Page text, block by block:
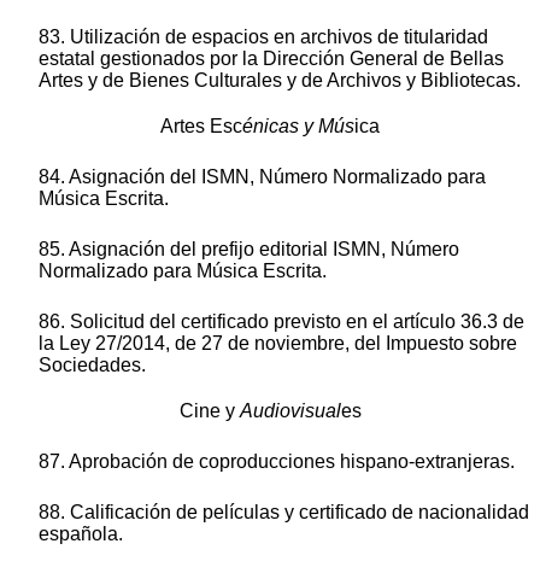
83. Utilización de espacios en archivos de titularidad
estatal gestionados por la Dirección General de Bellas
Artes y de Bienes Culturales y de Archivos y Bibliotecas.
Artes Escénicas y Música
84. Asignación del ISMN, Número Normalizado para
Música Escrita.
85. Asignación del prefijo editorial ISMN, Número
Normalizado para Música Escrita.
86. Solicitud del certificado previsto en el artículo 36.3 de
la Ley 27/2014, de 27 de noviembre, del Impuesto sobre
Sociedades.
Cine y Audiovisuales
87. Aprobación de coproducciones hispano-extranjeras.
88. Calificación de películas y certificado de nacionalidad
española.